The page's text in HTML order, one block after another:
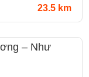
23.5 km
– Như